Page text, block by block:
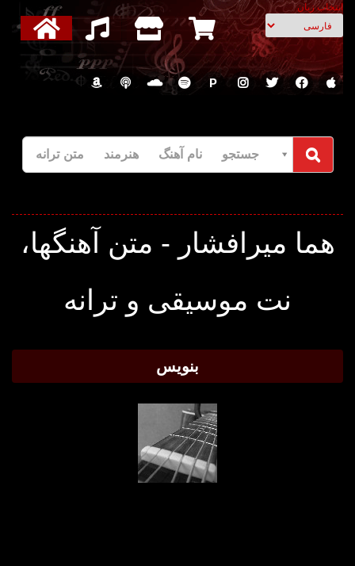
انتخاب زبان
P
جستجو نام آهنگ هنرمند متن ترانه
هما میرافشار - متن آهنگها،
نت موسیقی و ترانه
بنویس